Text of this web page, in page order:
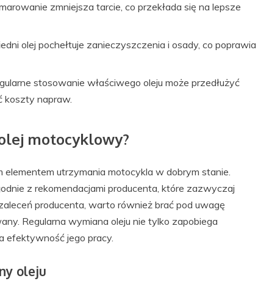
zmniejsza tarcie, co przekłada się na lepsze
olej pochełtuje zanieczyszczenia i osady, co poprawia
stosowanie właściwego oleju może przedłużyć
koszty napraw.
motocyklowy?
elementem utrzymania motocykla w dobrym stanie.
z rekomendacjami producenta, które zazwyczaj
producenta, warto również brać pod uwagę
Regularna wymiana oleju nie tylko zapobiega
efektywność jego pracy.
oleju